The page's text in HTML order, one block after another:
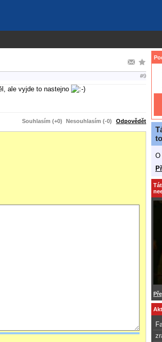
#9
ale vyjde to nastejno
Souhlasím (+0) Nesouhlasím (-0) Odpovědět
O